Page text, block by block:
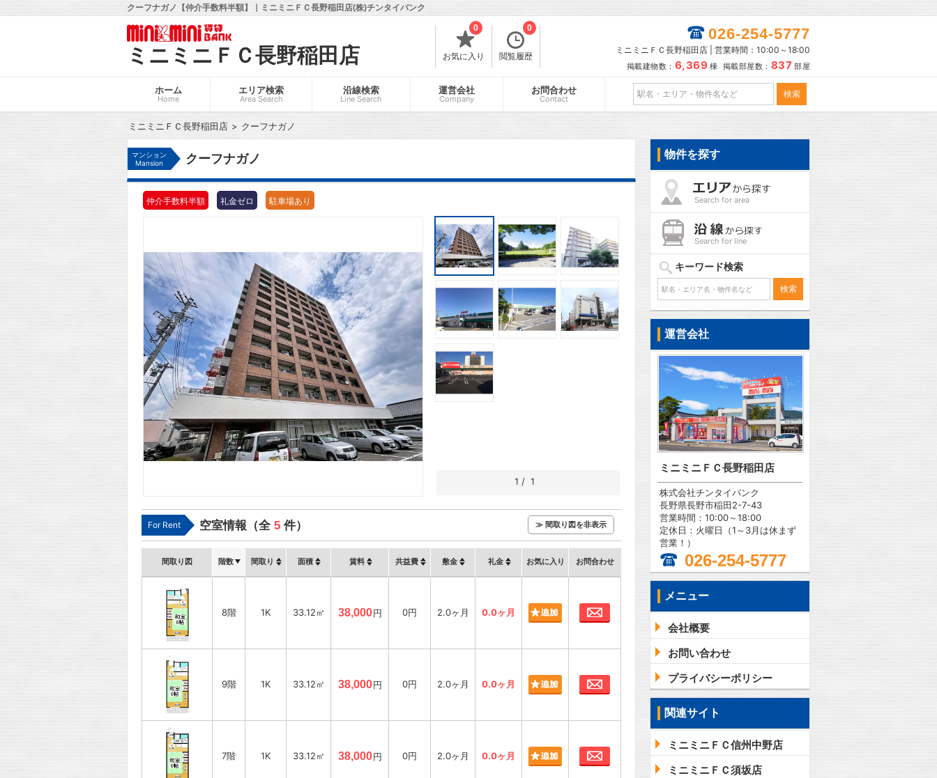
クーフナガノ【仲介手数料半額】｜ミニミニＦＣ長野稲田店(株)チンタイバンク
ミニミニＦＣ長野稲田店 お気に入り
0
閲覧履歴
0 026-254-5777
ミニミニＦＣ長野稲田店 | 営業時間：10:00～18:00
掲載建物数： 6,369 棟 掲載部屋数： 837 部屋
ホーム
Home
エリア検索
Area Search
沿線検索
Line Search
運営会社
Company
お問合わせ
Contact
ミニミニＦＣ長野稲田店 クーフナガノ
マンション
Mansion
クーフナガノ
仲介手数料半額 礼金ゼロ 駐車場あり
1 / 1
For Rent 空室情報（全 5 件） ≫ 間取り図を非表示
間取り図 階数 間取り 面積 賃料 共益費 敷金 礼金 お気に入り お問合わせ
8階 1K 33.12㎡ 38,000円 0円 2.0ヶ月 0.0ヶ月
9階 1K 33.12㎡ 38,000円 0円 2.0ヶ月 0.0ヶ月
7階 1K 33.12㎡ 38,000円 0円 2.0ヶ月 0.0ヶ月
物件を探す
Search for area
Search for line
キーワード検索
運営会社
ミニミニＦＣ長野稲田店
株式会社チンタイバンク
長野県長野市稲田2-7-43
営業時間：10:00～18:00
定休日：火曜日（1～3月は休まず
営業！）
026-254-5777
メニュー
会社概要
お問い合わせ
プライバシーポリシー
関連サイト
ミニミニＦＣ信州中野店
ミニミニＦＣ須坂店